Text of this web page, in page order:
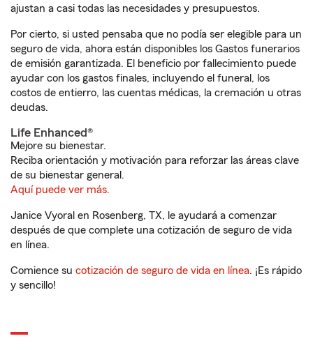
ajustan a casi todas las necesidades y presupuestos.
Por cierto, si usted pensaba que no podía ser elegible para un
seguro de vida, ahora están disponibles los Gastos funerarios
de emisión garantizada. El beneficio por fallecimiento puede
ayudar con los gastos finales, incluyendo el funeral, los
costos de entierro, las cuentas médicas, la cremación u otras
deudas.
Life Enhanced®
Mejore su bienestar.
Reciba orientación y motivación para reforzar las áreas clave
de su bienestar general.
Aquí puede ver más.
Janice Vyoral en Rosenberg, TX, le ayudará a comenzar
después de que complete una cotización de seguro de vida
en línea.
Comience su cotización de seguro de vida en línea. ¡Es rápido
y sencillo!